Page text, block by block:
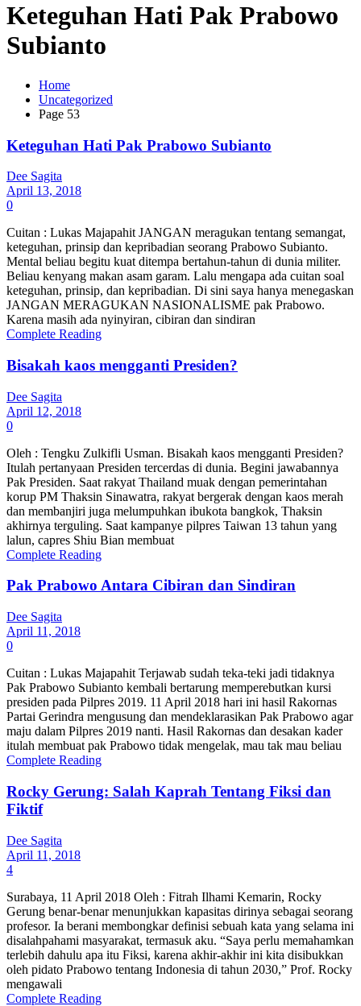
Keteguhan Hati Pak Prabowo
Subianto
Home
Uncategorized
Page 53
Keteguhan Hati Pak Prabowo Subianto
Dee Sagita
April 13, 2018
0
Cuitan : Lukas Majapahit JANGAN meragukan tentang semangat,
keteguhan, prinsip dan kepribadian seorang Prabowo Subianto.
Mental beliau begitu kuat ditempa bertahun-tahun di dunia militer.
Beliau kenyang makan asam garam. Lalu mengapa ada cuitan soal
keteguhan, prinsip, dan kepribadian. Di sini saya hanya menegaskan
JANGAN MERAGUKAN NASIONALISME pak Prabowo.
Karena masih ada nyinyiran, cibiran dan sindiran
Complete Reading
Bisakah kaos mengganti Presiden?
Dee Sagita
April 12, 2018
0
Oleh : Tengku Zulkifli Usman. Bisakah kaos mengganti Presiden?
Itulah pertanyaan Presiden tercerdas di dunia. Begini jawabannya
Pak Presiden. Saat rakyat Thailand muak dengan pemerintahan
korup PM Thaksin Sinawatra, rakyat bergerak dengan kaos merah
dan membanjiri juga melumpuhkan ibukota bangkok, Thaksin
akhirnya terguling. Saat kampanye pilpres Taiwan 13 tahun yang
lalun, capres Shiu Bian membuat
Complete Reading
Pak Prabowo Antara Cibiran dan Sindiran
Dee Sagita
April 11, 2018
0
Cuitan : Lukas Majapahit Terjawab sudah teka-teki jadi tidaknya
Pak Prabowo Subianto kembali bertarung memperebutkan kursi
presiden pada Pilpres 2019. 11 April 2018 hari ini hasil Rakornas
Partai Gerindra mengusung dan mendeklarasikan Pak Prabowo agar
maju dalam Pilpres 2019 nanti. Hasil Rakornas dan desakan kader
itulah membuat pak Prabowo tidak mengelak, mau tak mau beliau
Complete Reading
Rocky Gerung: Salah Kaprah Tentang Fiksi dan
Fiktif
Dee Sagita
April 11, 2018
4
Surabaya, 11 April 2018 Oleh : Fitrah Ilhami Kemarin, Rocky
Gerung benar-benar menunjukkan kapasitas dirinya sebagai seorang
profesor. Ia berani membongkar definisi sebuah kata yang selama ini
disalahpahami masyarakat, termasuk aku. “Saya perlu memahamkan
terlebih dahulu apa itu Fiksi, karena akhir-akhir ini kita disibukkan
oleh pidato Prabowo tentang Indonesia di tahun 2030,” Prof. Rocky
mengawali
Complete Reading